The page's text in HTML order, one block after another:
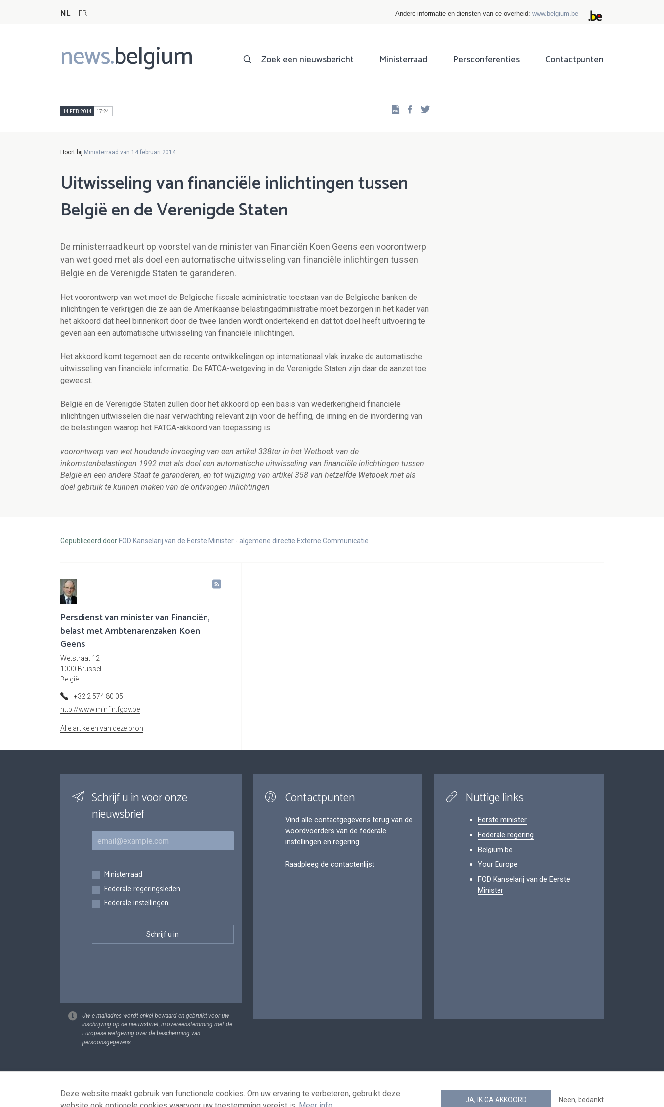
NL FR Andere informatie en diensten van de overheid: www.belgium.be
news.belgium
Main
navigation
Zoek een nieuwsbericht Ministerraad Persconferenties Contactpunten
14 FEB 2014 17:24 Facebook
Hoort bij Ministerraad van 14 februari 2014
Uitwisseling van financiële inlichtingen tussen
België en de Verenigde Staten
De ministerraad keurt op voorstel van de minister van Financiën Koen Geens een voorontwerp
van wet goed met als doel een automatische uitwisseling van financiële inlichtingen tussen
België en de Verenigde Staten te garanderen.
Het voorontwerp van wet moet de Belgische fiscale administratie toestaan van de Belgische banken de
inlichtingen te verkrijgen die ze aan de Amerikaanse belastingadministratie moet bezorgen in het kader van
het akkoord dat heel binnenkort door de twee landen wordt ondertekend en dat tot doel heeft uitvoering te
geven aan een automatische uitwisseling van financiële inlichtingen.
Het akkoord komt tegemoet aan de recente ontwikkelingen op internationaal vlak inzake de automatische
uitwisseling van financiële informatie. De FATCA-wetgeving in de Verenigde Staten zijn daar de aanzet toe
geweest.
België en de Verenigde Staten zullen door het akkoord op een basis van wederkerigheid financiële
inlichtingen uitwisselen die naar verwachting relevant zijn voor de heffing, de inning en de invordering van
de belastingen waarop het FATCA-akkoord van toepassing is.
voorontwerp van wet houdende invoeging van een artikel 338ter in het Wetboek van de
inkomstenbelastingen 1992 met als doel een automatische uitwisseling van financiële inlichtingen tussen
België en een andere Staat te garanderen, en tot wijziging van artikel 358 van hetzelfde Wetboek met als
doel gebruik te kunnen maken van de ontvangen inlichtingen
Gepubliceerd door FOD Kanselarij van de Eerste Minister - algemene directie Externe Communicatie
Persdienst van minister van Financiën,
belast met Ambtenarenzaken Koen
Geens
Wetstraat 12
1000 Brussel
België
+32 2 574 80 05
http://www.minfin.fgov.be
Alle artikelen van deze bron
Schrijf u in voor onze
nieuwsbrief
E-mail
Inschrijvingen
Ministerraad
Federale regeringsleden
Federale instellingen
Uw e-mailadres wordt enkel bewaard en gebruikt voor uw
inschrijving op de nieuwsbrief, in overeenstemming met de
Europese wetgeving over de bescherming van
persoonsgegevens.
Contactpunten
Vind alle contactgegevens terug van de
woordvoerders van de federale
instellingen en regering.
Raadpleeg de contactenlijst
Nuttige links
Eerste minister
Federale regering
Belgium.be
Your Europe
FOD Kanselarij van de Eerste
Minister
Footer
Deze website maakt gebruik van functionele cookies. Om uw ervaring te verbeteren, gebruikt deze
JA, IK GA AKKOORD Neen, bedankt